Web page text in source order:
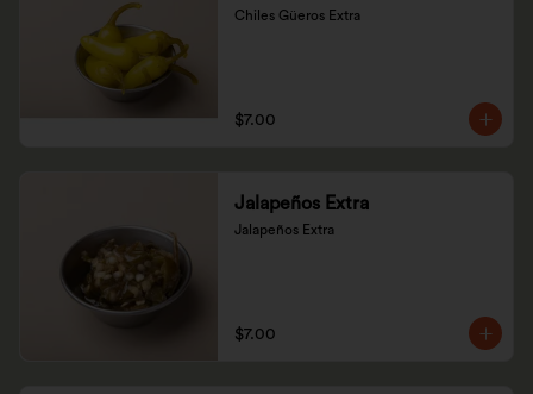
Chiles Güeros Extra
$7.00
Jalapeños Extra
Jalapeños Extra
$7.00